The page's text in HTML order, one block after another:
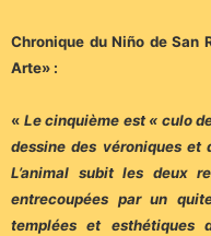
Chronique du Niño de San
Arte» :
« Le cinquième est « culo
dessine des véroniques et
L’animal subit les deux
entrecoupées par un
templées et esthétiques